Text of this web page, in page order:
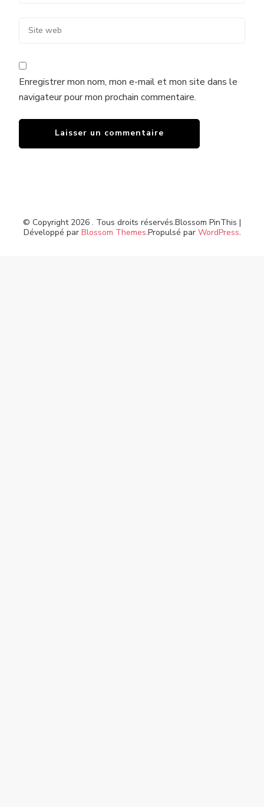
Enregistrer mon nom, mon e-mail et mon site dans le
navigateur pour mon prochain commentaire.
© Copyright 2026 . Tous droits réservés.Blossom PinThis |
Développé par Blossom Themes.Propulsé par WordPress.